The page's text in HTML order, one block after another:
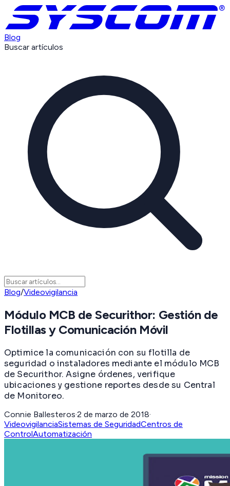
Blog
Buscar artículos
Blog/Videovigilancia
Módulo MCB de Securithor: Gestión de
Flotillas y Comunicación Móvil
Optimice la comunicación con su flotilla de
seguridad o instaladores mediante el módulo MCB
de Securithor. Asigne órdenes, verifique
ubicaciones y gestione reportes desde su Central
de Monitoreo.
Connie Ballesteros·2 de marzo de 2018·
VideovigilanciaSistemas de SeguridadCentros de
ControlAutomatización